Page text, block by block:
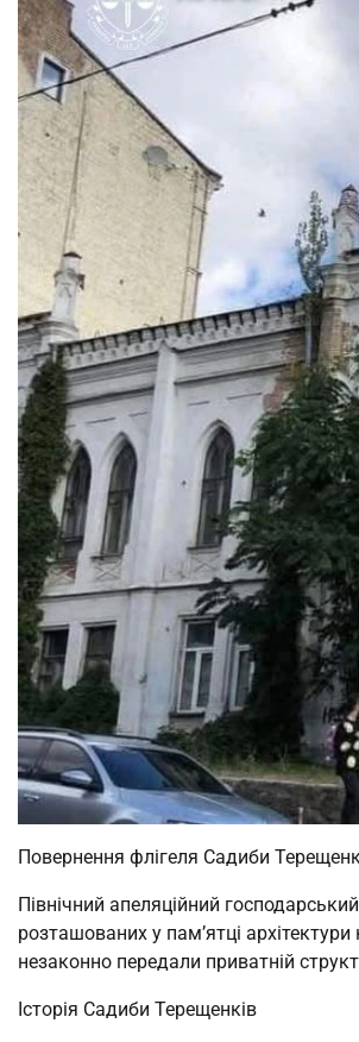
Повернення флігеля Садиби
Північний апеляційний
розташованих у пам’ятці
незаконно передали приватній
Історія Садиби Терещенків